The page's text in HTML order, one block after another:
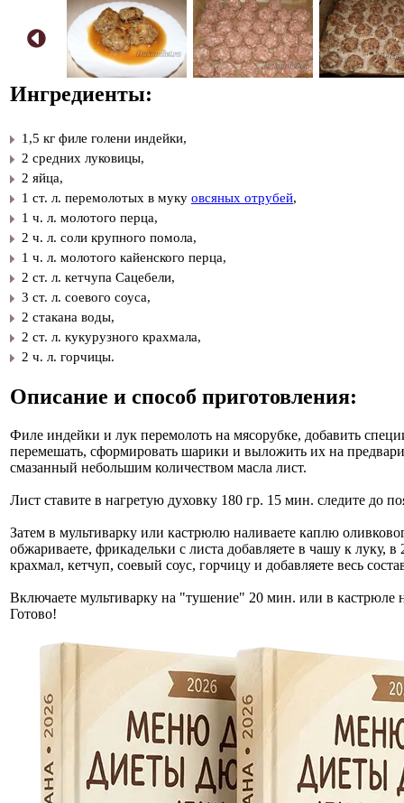
Ингредиенты:
1,5 кг филе голени индейки,
2 средних луковицы,
2 яйца,
1 ст. л. перемолотых в муку овсяных отрубей,
1 ч. л. молотого перца,
2 ч. л. соли крупного помола,
1 ч. л. молотого кайенского перца,
2 ст. л. кетчупа Сацебели,
3 ст. л. соевого соуса,
2 стакана воды,
2 ст. л. кукурузного крахмала,
2 ч. л. горчицы.
Описание и способ приготовления:
Филе индейки и лук перемолоть на мясорубке, добавить
перемешать, сформировать шарики и выложить их на
смазанный небольшим количеством масла лист.
Лист ставите в нагретую духовку 180 гр. 15 мин. следите до
Затем в мультиварку или кастрюлю наливаете каплю
обжариваете, фрикадельки с листа добавляете в чашу к луку,
крахмал, кетчуп, соевый соус, горчицу и добавляете весь
Включаете мультиварку на "тушение" 20 мин. или в кастрюле
Готово!